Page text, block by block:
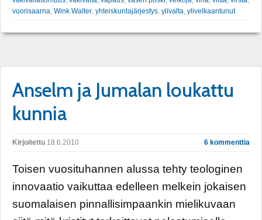
vuorisaarna, Wink Walter, yhteiskuntajärjestys, ylivalta, ylivelkaantunut
Anselm ja Jumalan loukattu
kunnia
Kirjoitettu 18.6.2010 6 kommenttia
Toisen vuosituhannen alussa tehty teologinen
innovaatio vaikuttaa edelleen melkein jokaisen
suomalaisen pinnallisimpaankin mielikuvaan